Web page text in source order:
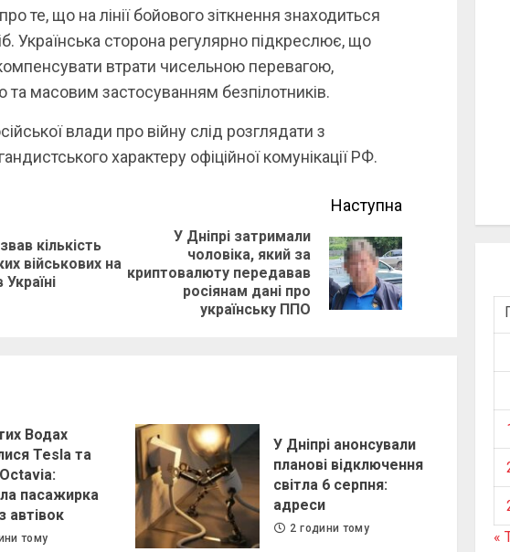
те, що на лінії бойового зіткнення знаходиться
Українська сторона регулярно підкреслює, що
втрати чисельною перевагою,
та масовим застосуванням безпілотників.
влади про війну слід розглядати з
характеру офіційної комунікації РФ.
Previous
post:
кількість
військових на
Наступна
Next
У Дніпрі затримали
чоловіка, який за
криптовалюту передавав
росіянам дані про
українську ППО
Водах
Tesla та
пасажирка
автівок
тому
У Дніпрі анонсували
планові відключення
світла 6 серпня:
адреси
2 години тому
«